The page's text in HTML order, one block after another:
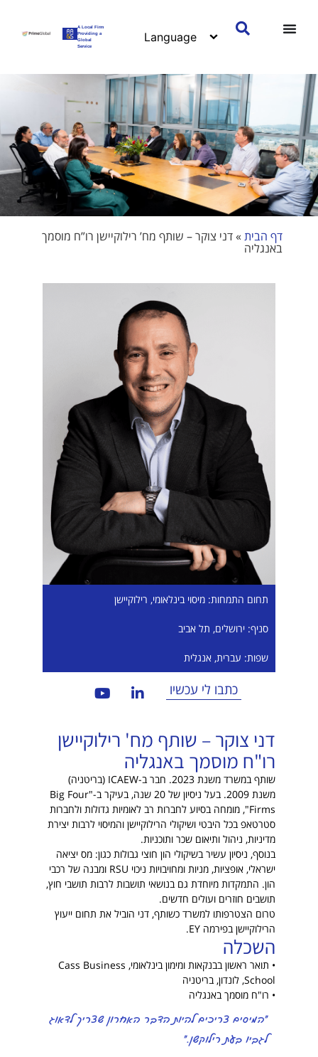
A Local Firm
Providing a
Global
Service
דף הבית »דני צוקר – שותף מח’ רילוקיישן רו”ח מוסמך
באנגליה
תחום התמחות: מיסוי בינלאומי, רילוקיישן
סניף: ירושלים, תל אביב
שפות: עברית, אנגלית
כתבו לי עכשיו
דני צוקר – שותף מח' רילוקיישן
רו"ח מוסמך באנגליה
שותף במשרד משנת 2023. חבר ב-ICAEW (בריטניה)
משנת 2009. בעל ניסיון של 20 שנה, בעיקר ב-"Big Four
Firms", מומחה בסיוע לחברות רב לאומיות גדולות ולחברות
סטרטאפ בכל היבטי ושיקולי הרילוקיישן והמיסוי לרבות יצירת
מדיניות, ניהול ותיאום שכר ותוכניות.
בנוסף, ניסיון עשיר בשיקולי הון חוצי גבולות כגון: מס יציאה
ישראלי, אופציות, מניות ומחויבויות ניכוי RSU ומבנה של רכבי
הון. התמקדות מיוחדת גם בנושאי תושבות לרבות תושבי חוץ,
תושבים חוזרים ועולים חדשים.
טרום הצטרפותו למשרד כשותף, דני הוביל את תחום ייעוץ
הרילוקיישן בפירמה EY.
השכלה
• תואר ראשון בבנקאות ומימון בינלאומי, Cass Business
School, לונדון, בריטניה
• רו"ח מוסמך באנגליה
"המיסים צריכים להיות הדבר האחרון שצריך לדאוג
לגביו בעת רילוקשן."